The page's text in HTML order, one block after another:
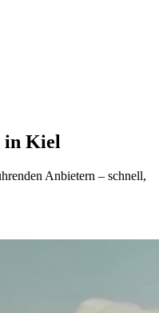
in Kiel
Anbietern – schnell,